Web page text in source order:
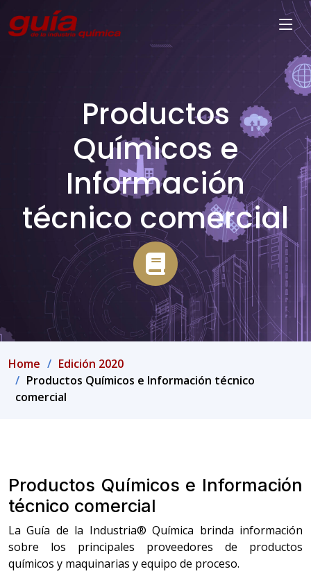
Productos
Químicos e
Información
técnico comercial
Home
Edición 2020
Productos Químicos e Información técnico
comercial
Productos Químicos e Información
técnico comercial
La Guía de la Industria® Química brinda información
sobre los principales proveedores de productos
químicos y maquinarias y equipo de proceso.